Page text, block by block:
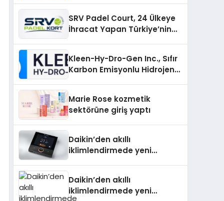
SRV Padel Court, 24 Ülkeye
İhracat Yapan Türkiye’nin
Kleen-Hy-Dro-Gen Inc., Sıfır
Karbon Emisyonlu Hidrojen
Aldı
Marie Rose kozmetik
sektörüne giriş yaptı
Daikin’den akıllı
iklimlendirmede yeni
Daikin’den akıllı
iklimlendirmede yeni